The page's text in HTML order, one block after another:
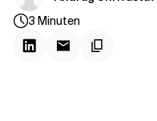
3 Minuten